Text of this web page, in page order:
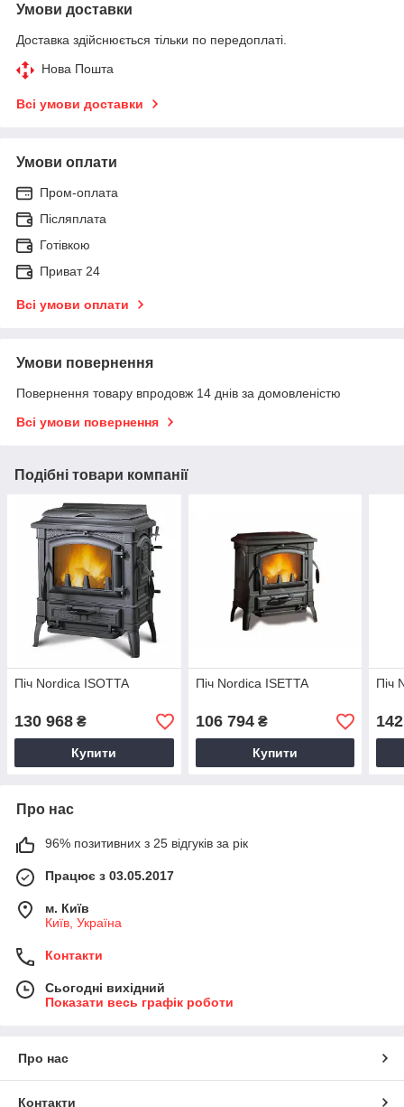
Умови доставки
Доставка здійснюється тільки по передоплаті.
Нова Пошта
Всі умови доставки
Умови оплати
Пром-оплата
Післяплата
Готівкою
Приват 24
Всі умови оплати
Умови повернення
Повернення товару впродовж 14 днів за домовленістю
Всі умови повернення
Подібні товари компанії
Піч Nordica ISOTTA
130 968 ₴
Купити
Піч Nordica ISETTA
106 794₴
Купити
Піч
Про нас
96% позитивних з 25 відгуків за рік
Працює з 03.05.2017
м. Київ
Київ, Україна
Контакти
Сьогодні вихідний
Показати весь графік роботи
Про нас
Контакти